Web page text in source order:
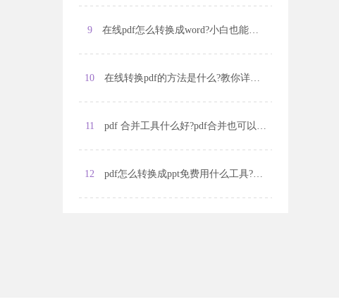
9 在线pdf怎么转换成word?小白也能学会的方法
10 在线转换pdf的方法是什么?教你详细的操作步骤
11 pdf 合并工具什么好?pdf合并也可以在线操作
12 pdf怎么转换成ppt免费用什么工具?操作方法一起来分享